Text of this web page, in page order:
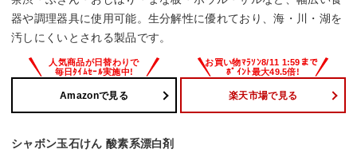
器や調理器具に使用可能。生分解性に優れており、海・川・湖を
汚しにくいとされる製品です。
Amazonで見る 楽天市場で見る
シャボン玉石けん 酸素系漂白剤